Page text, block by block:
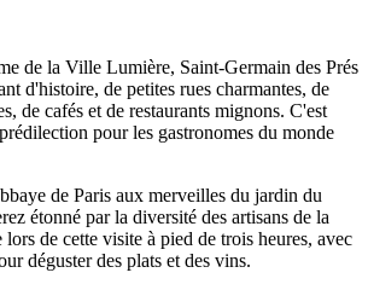
de la Ville Lumière, Saint-Germain des Prés
d'histoire, de petites rues charmantes, de
de cafés et de restaurants mignons. C'est
pour les gastronomes du monde
de Paris aux merveilles du jardin du
étonné par la diversité des artisans de la
lors de cette visite à pied de trois heures, avec
déguster des plats et des vins.